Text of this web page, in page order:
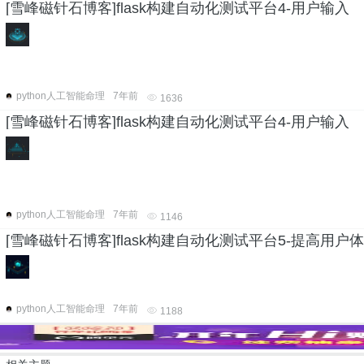
[雪峰磁针石博客]flask构建自动化测试平台4-用户输入
python人工智能命理 7年前 1636
[雪峰磁针石博客]flask构建自动化测试平台4-用户输入
python人工智能命理 7年前 1146
[雪峰磁针石博客]flask构建自动化测试平台5-提高用户
python人工智能命理 7年前 1188